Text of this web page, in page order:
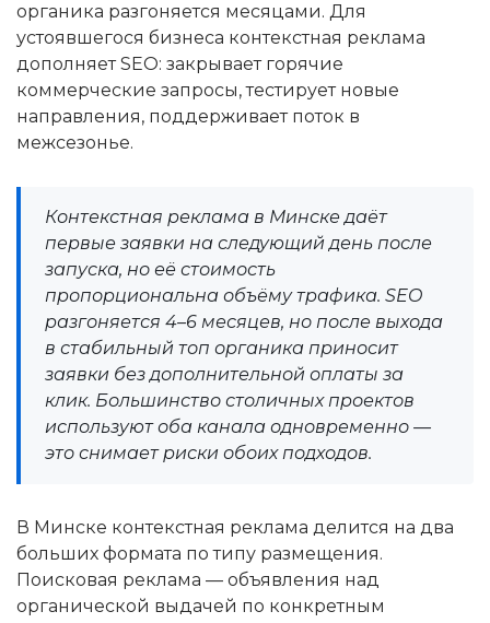
органика разгоняется месяцами. Для
устоявшегося бизнеса контекстная реклама
дополняет SEO: закрывает горячие
коммерческие запросы, тестирует новые
направления, поддерживает поток в
межсезонье.
Контекстная реклама в Минске даёт
первые заявки на следующий день после
запуска, но её стоимость
пропорциональна объёму трафика. SEO
разгоняется 4–6 месяцев, но после выхода
в стабильный топ органика приносит
заявки без дополнительной оплаты за
клик. Большинство столичных проектов
используют оба канала одновременно —
это снимает риски обоих подходов.
В Минске контекстная реклама делится на два
больших формата по типу размещения.
Поисковая реклама — объявления над
органической выдачей по конкретным